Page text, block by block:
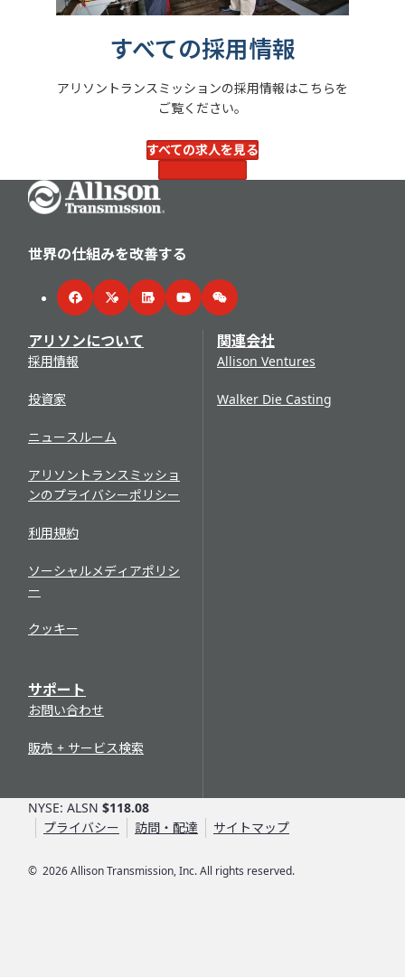
すべての採用情報
アリソントランスミッションの採用情報はこちらを
ご覧ください。
すべての求人を見る
アリソンの職場
Go Home
世界の仕組みを改善する
FacebookTwitterLinkedInYouTubeWeChat
アリソンについて
採用情報
投資家
ニュースルーム
アリソントランスミッショ
ンのプライバシーポリシー
利用規約
ソーシャルメディアポリシ
ー
クッキー
サポート
お問い合わせ
販売 + サービス検索
関連会社
Allison Ventures
Walker Die Casting
© 2026Allison Transmission, Inc. All rights reserved.
NYSE: ALSN $118.08
プライバシー
訪問・配達 サイトマップ